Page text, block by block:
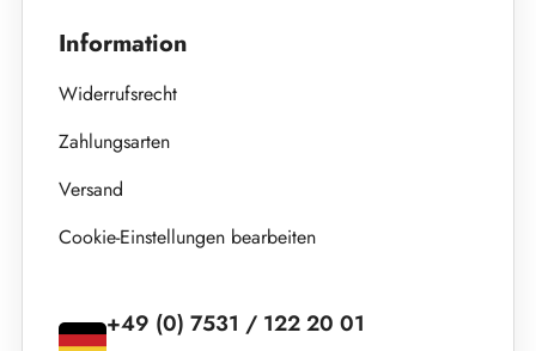
Information
Widerrufsrecht
Zahlungsarten
Versand
Cookie-Einstellungen bearbeiten
+49 (0) 7531 / 122 20 01